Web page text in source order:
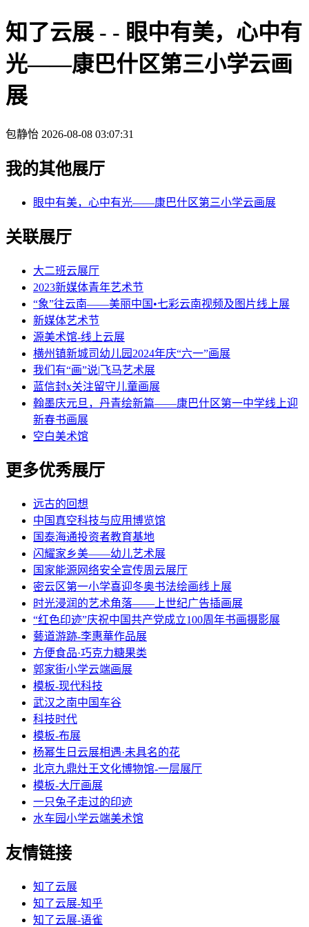
知了云展 - - 眼中有美，心中有
光——康巴什区第三小学云画
展
包静怡 2026-08-08 03:07:31
我的其他展厅
眼中有美，心中有光——康巴什区第三小学云画展
关联展厅
大二班云展厅
2023新媒体青年艺术节
“象”往云南——美丽中国•七彩云南视频及图片线上展
新媒体艺术节
源美术馆-线上云展
横州镇新城司幼儿园2024年庆“六一”画展
我们有“画”说|飞马艺术展
蓝信封x关注留守儿童画展
翰墨庆元旦，丹青绘新篇——康巴什区第一中学线上迎
新春书画展
空白美术馆
更多优秀展厅
远古的回想
中国真空科技与应用博览馆
国泰海通投资者教育基地
闪耀家乡美——幼儿艺术展
国家能源网络安全宣传周云展厅
密云区第一小学喜迎冬奥书法绘画线上展
时光浸润的艺术角落——上世纪广告插画展
“红色印迹”庆祝中国共产党成立100周年书画摄影展
藝道游跡-李惠華作品展
方便食品·巧克力糖果类
郭家街小学云端画展
模板-现代科技
武汉之南中国车谷
科技时代
模板-布展
杨幂生日云展相遇·未具名的花
北京九鼎灶王文化博物馆-一层展厅
模板-大厅画展
一只兔子走过的印迹
水车园小学云端美术馆
友情链接
知了云展
知了云展-知乎
知了云展-语雀